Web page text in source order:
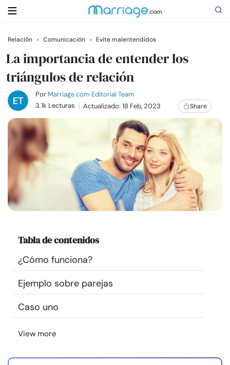
Buscar
Casarse
Relaciones
Familia
Ayuda
Cursos
Recursos
Comunidad
Relación › Comunicación › Evite malentendidos
La importancia de entender los
triángulos de relación
Por Marriage.com Editorial Team
3.1k Lecturas
Actualizado: 18 Feb, 2023 Share
Tabla de contenidos
¿Cómo funciona?
Ejemplo sobre parejas
Caso uno
View more